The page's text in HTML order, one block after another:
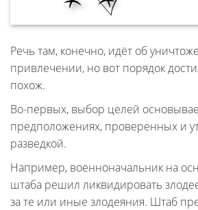
Речь там, конечно, идёт об
привлечении, но вот порядок
похож.
Во-первых, выбор целей
предположениях, проверенных и
разведкой.
Например, военноначальник на
штаба решил ликвидировать
за те или иные злодеяния. Штаб